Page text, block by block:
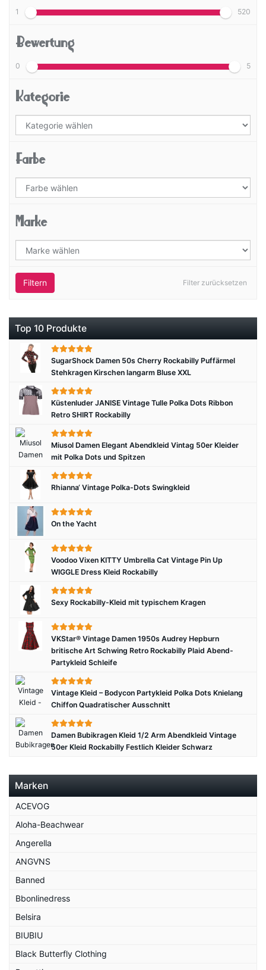
1 520
Bewertung
0 5
Kategorie
Farbe
Marke
Filter zurücksetzen
Filtern
Top 10 Produkte
SugarShock Damen 50s Cherry Rockabilly Puffärmel
Stehkragen Kirschen langarm Bluse XXL
Küstenluder JANISE Vintage Tulle Polka Dots Ribbon
Retro SHIRT Rockabilly
Miusol Damen Elegant Abendkleid Vintag 50er Kleider
mit Polka Dots und Spitzen
Rhianna‘ Vintage Polka-Dots Swingkleid
On the Yacht
Voodoo Vixen KITTY Umbrella Cat Vintage Pin Up
WIGGLE Dress Kleid Rockabilly
Sexy Rockabilly-Kleid mit typischem Kragen
VKStar® Vintage Damen 1950s Audrey Hepburn
britische Art Schwing Retro Rockabilly Plaid Abend-
Partykleid Schleife
Vintage Kleid – Bodycon Partykleid Polka Dots Knielang
Chiffon Quadratischer Ausschnitt
Damen Bubikragen Kleid 1/2 Arm Abendkleid Vintage
50er Kleid Rockabilly Festlich Kleider Schwarz
Marken
ACEVOG
Aloha-Beachwear
Angerella
ANGVNS
Banned
Bbonlinedress
Belsira
BIUBIU
Black Butterfly Clothing